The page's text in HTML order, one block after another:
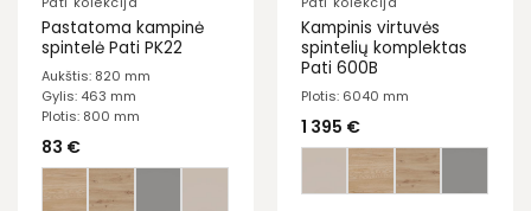
Pastatoma kampinė
spintelė Pati PK22
Aukštis: 820 mm
Gylis: 463 mm
Plotis: 800 mm
83 €
Kampinis virtuvės
spintelių komplektas
Pati 600B
Plotis: 6040 mm
1 395 €